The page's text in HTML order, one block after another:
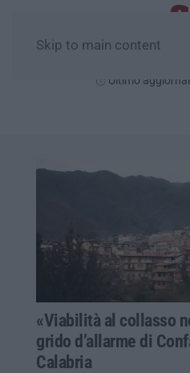
Skip to main content
Ultimo
«Viabilità al collasso
grido d’allarme di
Calabria